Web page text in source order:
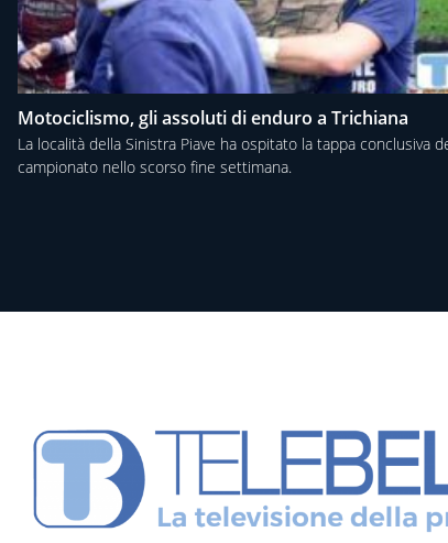
Motociclismo, gli assoluti di enduro a Trichiana
La località della Sinistra Piave ha ospitato la tappa conclusiva
campionato nello scorso fine settimana.